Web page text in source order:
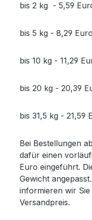
bis 2 kg - 5,59
bis 5 kg - 8,29 Euro
bis 10 kg - 11,29
bis 20 kg - 20,39
bis 31,5 kg - 21,59
Bei Bestellungen
dafür einen
Euro eingeführt.
Gewicht
informieren wir
Versandpreis.